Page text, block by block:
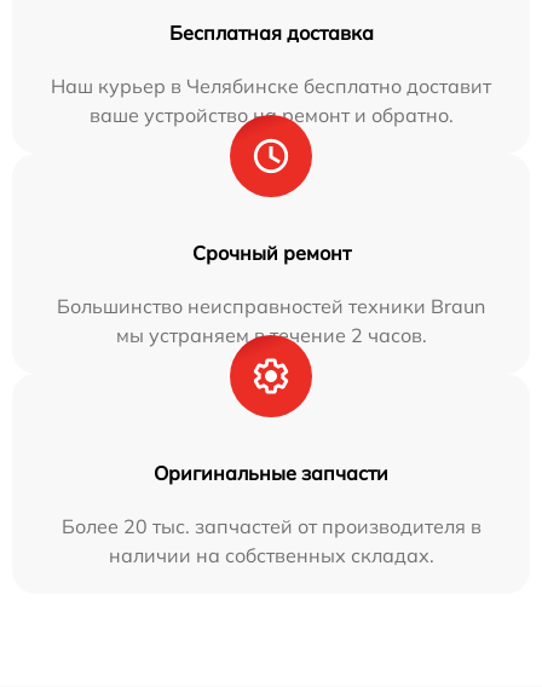
Бесплатная доставка
Наш курьер в Челябинске бесплатно доставит
ваше устройство на ремонт и обратно.
Срочный ремонт
Большинство неисправностей техники Braun
мы устраняем в течение 2 часов.
Оригинальные запчасти
Более 20 тыс. запчастей от производителя в
наличии на собственных складах.